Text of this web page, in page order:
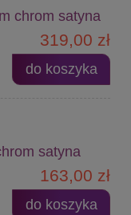
chrom satyna
319,00 zł
do koszyka
satyna
163,00 zł
do koszyka